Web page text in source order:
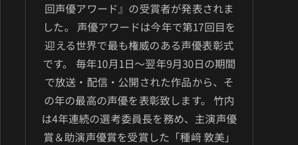
回声優アワード』の受賞者が発表されま
した。 声優アワードは今年で第17回目を
迎える世界で最も権威のある声優表彰式
です。 毎年10月1日～翌年9月30日の期間
で放送・配信・公開された作品から、そ
の年の最高の声優を表彰致します。 竹内
は4年連続の選考委員長を務め、主演声優
賞＆助演声優賞を受賞した「種﨑 敦美」